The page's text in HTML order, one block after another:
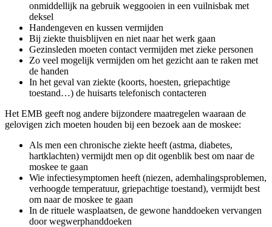
onmiddellijk na gebruik weggooien in een vuilnisbak met
deksel
Handengeven en kussen vermijden
Bij ziekte thuisblijven en niet naar het werk gaan
Gezinsleden moeten contact vermijden met zieke personen
Zo veel mogelijk vermijden om het gezicht aan te raken met
de handen
In het geval van ziekte (koorts, hoesten, griepachtige
toestand…) de huisarts telefonisch contacteren
Het EMB geeft nog andere bijzondere maatregelen waaraan de
gelovigen zich moeten houden bij een bezoek aan de moskee:
Als men een chronische ziekte heeft (astma, diabetes,
hartklachten) vermijdt men op dit ogenblik best om naar de
moskee te gaan
Wie infectiesymptomen heeft (niezen, ademhalingsproblemen,
verhoogde temperatuur, griepachtige toestand), vermijdt best
om naar de moskee te gaan
In de rituele wasplaatsen, de gewone handdoeken vervangen
door wegwerphanddoeken